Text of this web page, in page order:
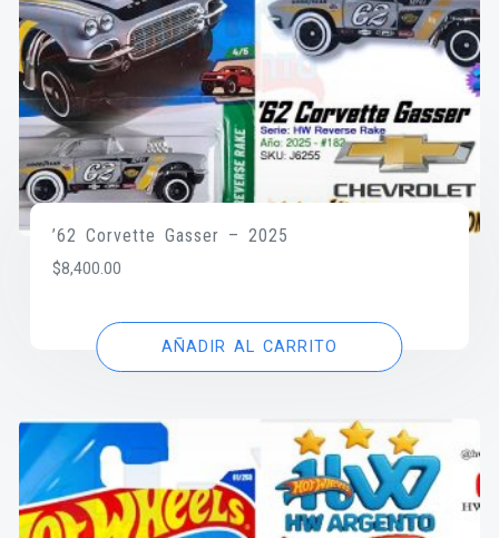
’62 Corvette Gasser – 2025
$8,400.00
AÑADIR AL CARRITO